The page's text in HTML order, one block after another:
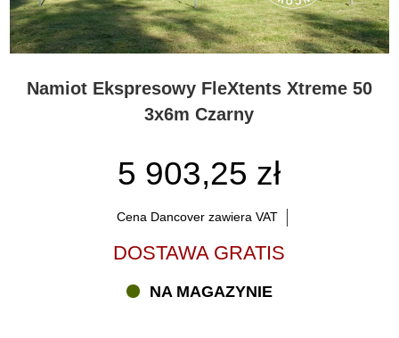
Namiot Ekspresowy FleXtents Xtreme 50
3x6m Czarny
5 903,25 zł
Cena Dancover zawiera VAT
DOSTAWA GRATIS
NA MAGAZYNIE